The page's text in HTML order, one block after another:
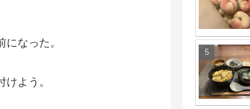
なった。
よう。